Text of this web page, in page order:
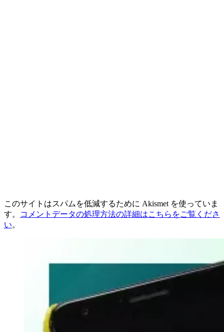
このサイトはスパムを低減するために Akismet を使っていま
す。
コメントデータの処理方法の詳細はこちらをご覧くださ
い。